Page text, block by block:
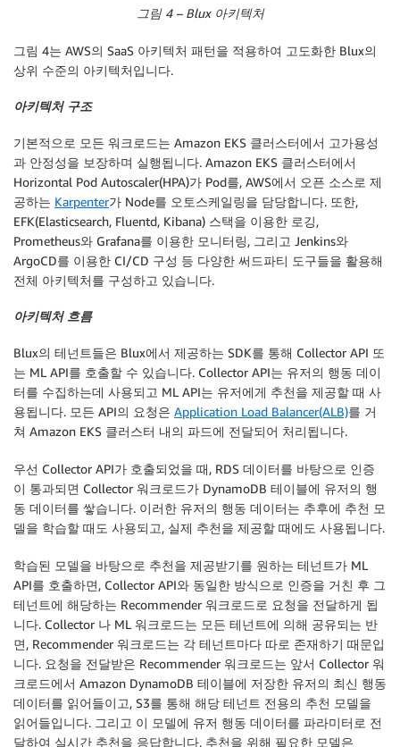
그림 4 – Blux 아키텍처
그림 4는 AWS의 SaaS 아키텍처 패턴을 적용하여 고도화한 Blux의
상위 수준의 아키텍처입니다.
아키텍처 구조
기본적으로 모든 워크로드는 Amazon EKS 클러스터에서 고가용성
과 안정성을 보장하며 실행됩니다. Amazon EKS 클러스터에서
Horizontal Pod Autoscaler(HPA)가 Pod를, AWS에서 오픈 소스로 제
공하는 Karpenter가 Node를 오토스케일링을 담당합니다. 또한,
EFK(Elasticsearch, Fluentd, Kibana) 스택을 이용한 로깅,
Prometheus와 Grafana를 이용한 모니터링, 그리고 Jenkins와
ArgoCD를 이용한 CI/CD 구성 등 다양한 써드파티 도구들을 활용해
전체 아키텍처를 구성하고 있습니다.
아키텍처 흐름
Blux의 테넌트들은 Blux에서 제공하는 SDK를 통해 Collector API 또
는 ML API를 호출할 수 있습니다. Collector API는 유저의 행동 데이
터를 수집하는데 사용되고 ML API는 유저에게 추천을 제공할 때 사
용됩니다. 모든 API의 요청은 Application Load Balancer(ALB)를 거
쳐 Amazon EKS 클러스터 내의 파드에 전달되어 처리됩니다.
우선 Collector API가 호출되었을 때, RDS 데이터를 바탕으로 인증
이 통과되면 Collector 워크로드가 DynamoDB 테이블에 유저의 행
동 데이터를 쌓습니다. 이러한 유저의 행동 데이터는 추후에 추천 모
델을 학습할 때도 사용되고, 실제 추천을 제공할 때에도 사용됩니다.
학습된 모델을 바탕으로 추천을 제공받기를 원하는 테넌트가 ML
API를 호출하면, Collector API와 동일한 방식으로 인증을 거친 후 그
테넌트에 해당하는 Recommender 워크로드로 요청을 전달하게 됩
니다. Collector 나 ML 워크로드는 모든 테넌트에 의해 공유되는 반
면, Recommender 워크로드는 각 테넌트마다 따로 존재하기 때문입
니다. 요청을 전달받은 Recommender 워크로드는 앞서 Collector 워
크로드에서 Amazon DynamoDB 테이블에 저장한 유저의 최신 행동
데이터를 읽어들이고, S3를 통해 해당 테넌트 전용의 추천 모델을
읽어들입니다. 그리고 이 모델에 유저 행동 데이터를 파라미터로 전
달하여 실시간 추천을 응답합니다. 추천을 위해 필요한 모델은